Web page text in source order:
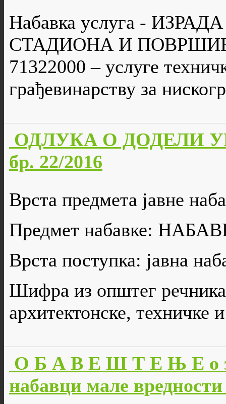
Набавка услуга -
СТАДИОНА И
71322000 – услуге
грађевинарству за
ОДЛУКА О ДОДЕЛИ
бр. 22/2016
Врста предмета јавне
Предмет набавке:
Врста поступка: јавна
Шифра из општег
архитектонске, техничке
О Б А В Е Ш Т Е Њ Е о
набавци мале